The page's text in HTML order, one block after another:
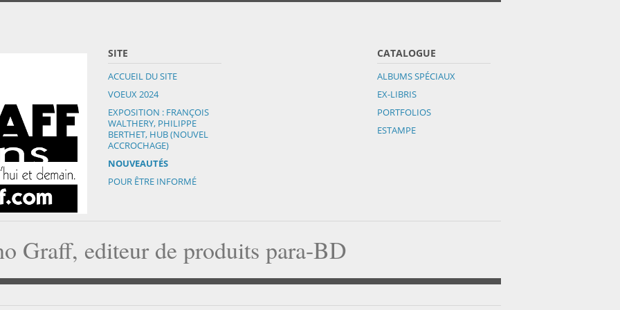
SITE
ACCUEIL DU SITE
VOEUX 2024
EXPOSITION : FRANÇOIS
WALTHERY, PHILIPPE
BERTHET, HUB (NOUVEL
ACCROCHAGE)
NOUVEAUTÉS
POUR ÊTRE INFORMÉ
CATALOGUE
ALBUMS SPÉCIAUX
EX-LIBRIS
PORTFOLIOS
ESTAMPE
Graff, editeur de produits para-BD